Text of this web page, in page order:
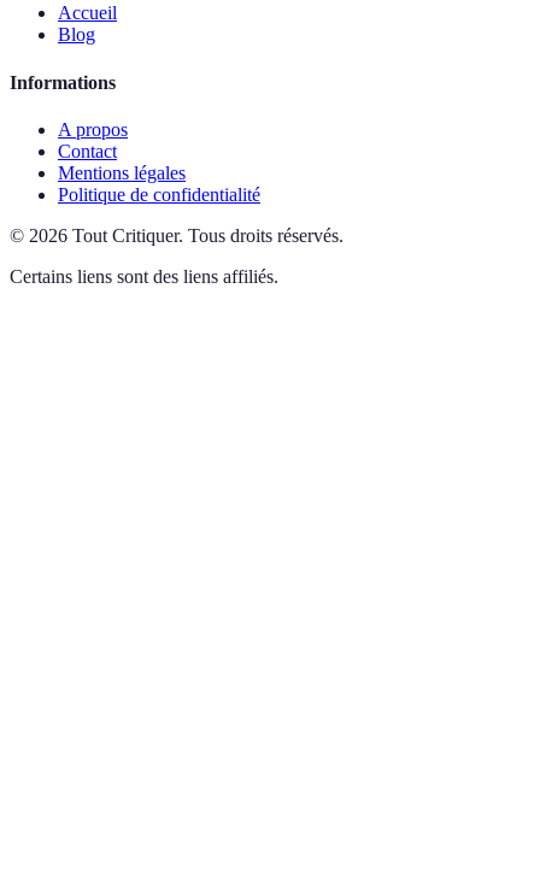
Accueil
Blog
Informations
A propos
Contact
Mentions légales
Politique de confidentialité
© 2026 Tout Critiquer. Tous droits réservés.
Certains liens sont des liens affiliés.